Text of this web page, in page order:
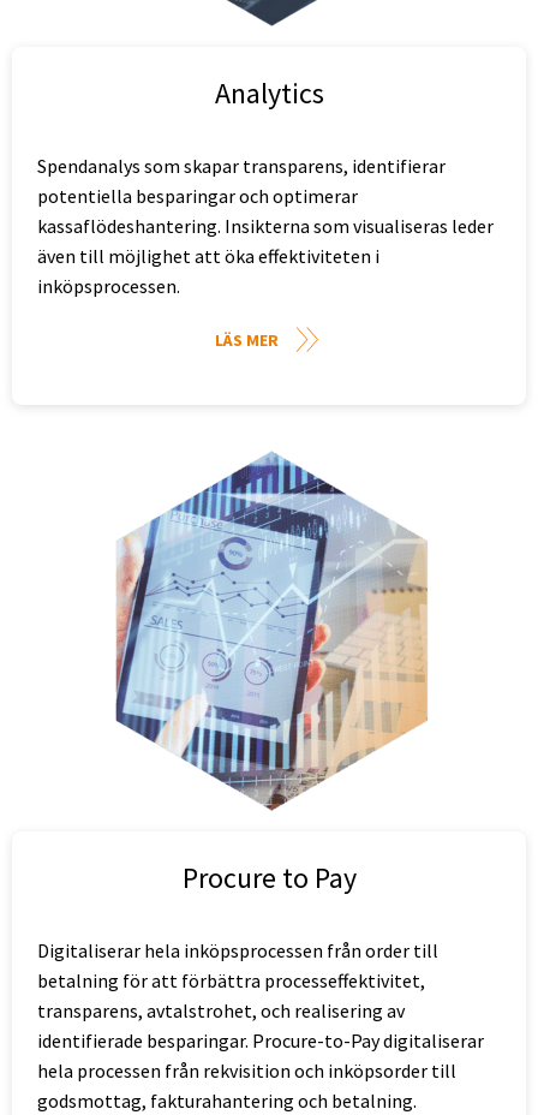
Analytics
Spendanalys som skapar transparens, identifierar
potentiella besparingar och optimerar
kassaflödeshantering. Insikterna som visualiseras leder
även till möjlighet att öka effektiviteten i
inköpsprocessen.
LÄS MER
Procure to Pay
Digitaliserar hela inköpsprocessen från order till
betalning för att förbättra processeffektivitet,
transparens, avtalstrohet, och realisering av
identifierade besparingar. Procure-to-Pay digitaliserar
hela processen från rekvisition och inköpsorder till
godsmottag, fakturahantering och betalning.